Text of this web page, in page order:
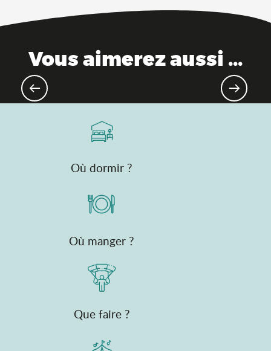
Vous aimerez aussi ...
Où dormir ?
Où manger ?
Que faire ?